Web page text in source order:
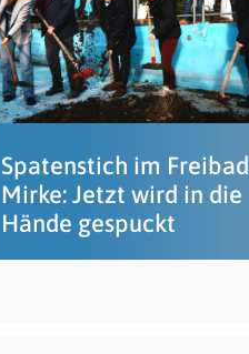
Spatenstich im Freibad
Mirke: Jetzt wird in die
Hände gespuckt